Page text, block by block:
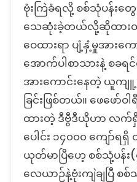
ဗုံးကြဲခံရလို့ စစ်သုံပန်
သေဆုံးခဲ့တယ်လို့ဆိုထား
ဝေထားရာ ပျံ့နှံ့မှုအားက
အောက်ပါစာသားနဲ့ စခရ
အားကောင်းနေတဲ့ ယူ
ခြင်းဖြစ်တယ်။ ဖေဖော်ဝ
ထားတဲ့ ဒီဗွီဒီယိုဟာ လက်
ပေါင်း ၁၄၀၀၀ ကျော်ရ
ယုတ်မာပြီဟေ့ စစ်သုံ့ပန်
လေယာဉ်နဲ့ဗုံးကျဲချပြီ စစ်သုံ